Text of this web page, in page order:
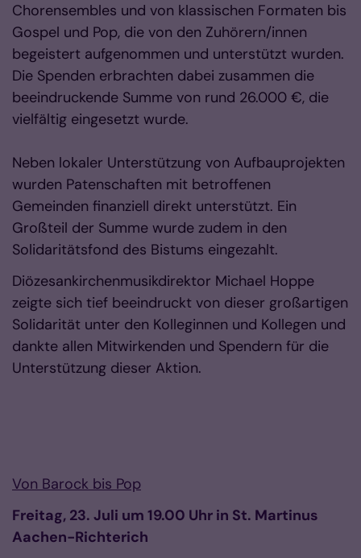
Chorensembles und von klassischen Formaten bis
Gospel und Pop, die von den Zuhörern/innen
begeistert aufgenommen und unterstützt wurden.
Die Spenden erbrachten dabei zusammen die
beeindruckende Summe von rund 26.000 €, die
vielfältig eingesetzt wurde.
Neben lokaler Unterstützung von Aufbauprojekten
wurden Patenschaften mit betroffenen
Gemeinden finanziell direkt unterstützt. Ein
Großteil der Summe wurde zudem in den
Solidaritätsfond des Bistums eingezahlt.
Diözesankirchenmusikdirektor Michael Hoppe
zeigte sich tief beeindruckt von dieser großartigen
Solidarität unter den Kolleginnen und Kollegen und
dankte allen Mitwirkenden und Spendern für die
Unterstützung dieser Aktion.
Von Barock bis Pop
Freitag, 23. Juli um 19.00 Uhr in St. Martinus
Aachen-Richterich